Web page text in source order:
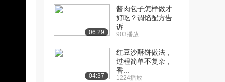
06:29
酱肉包子怎样做才
好吃？调馅配方告
诉...
903播放
04:37
红豆沙酥饼做法，
过程简单不复杂，
香...
1224播放